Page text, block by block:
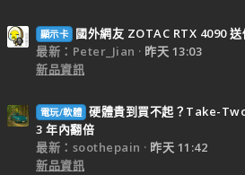
顯示卡
國外網友 ZOTAC RTX 4090
最新：Peter_Jian
昨天 13:03
新品資訊
電玩/軟體 硬體貴到買不起？Take-
3 年內翻倍
最新：soothepain
昨天 11:42
新品資訊